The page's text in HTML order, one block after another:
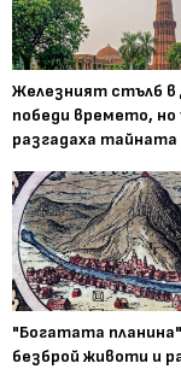
Железният стълб в
победи времето, но
разгадаха тайната
"Богатата
безброй животи и